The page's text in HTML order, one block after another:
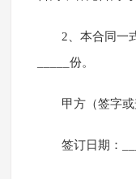
2、本合同一
_____份。
甲方（签字或
签订日期：